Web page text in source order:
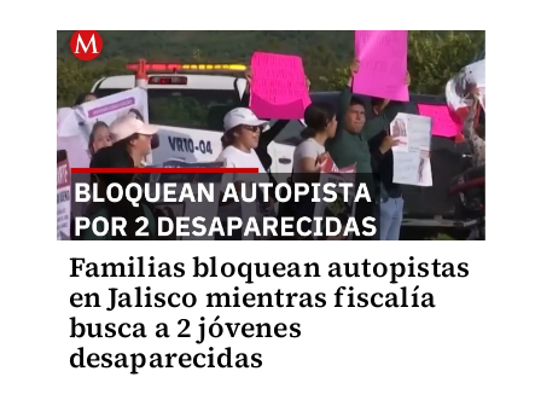
Familias bloquean autopistas
en Jalisco mientras fiscalía
busca a 2 jóvenes
desaparecidas